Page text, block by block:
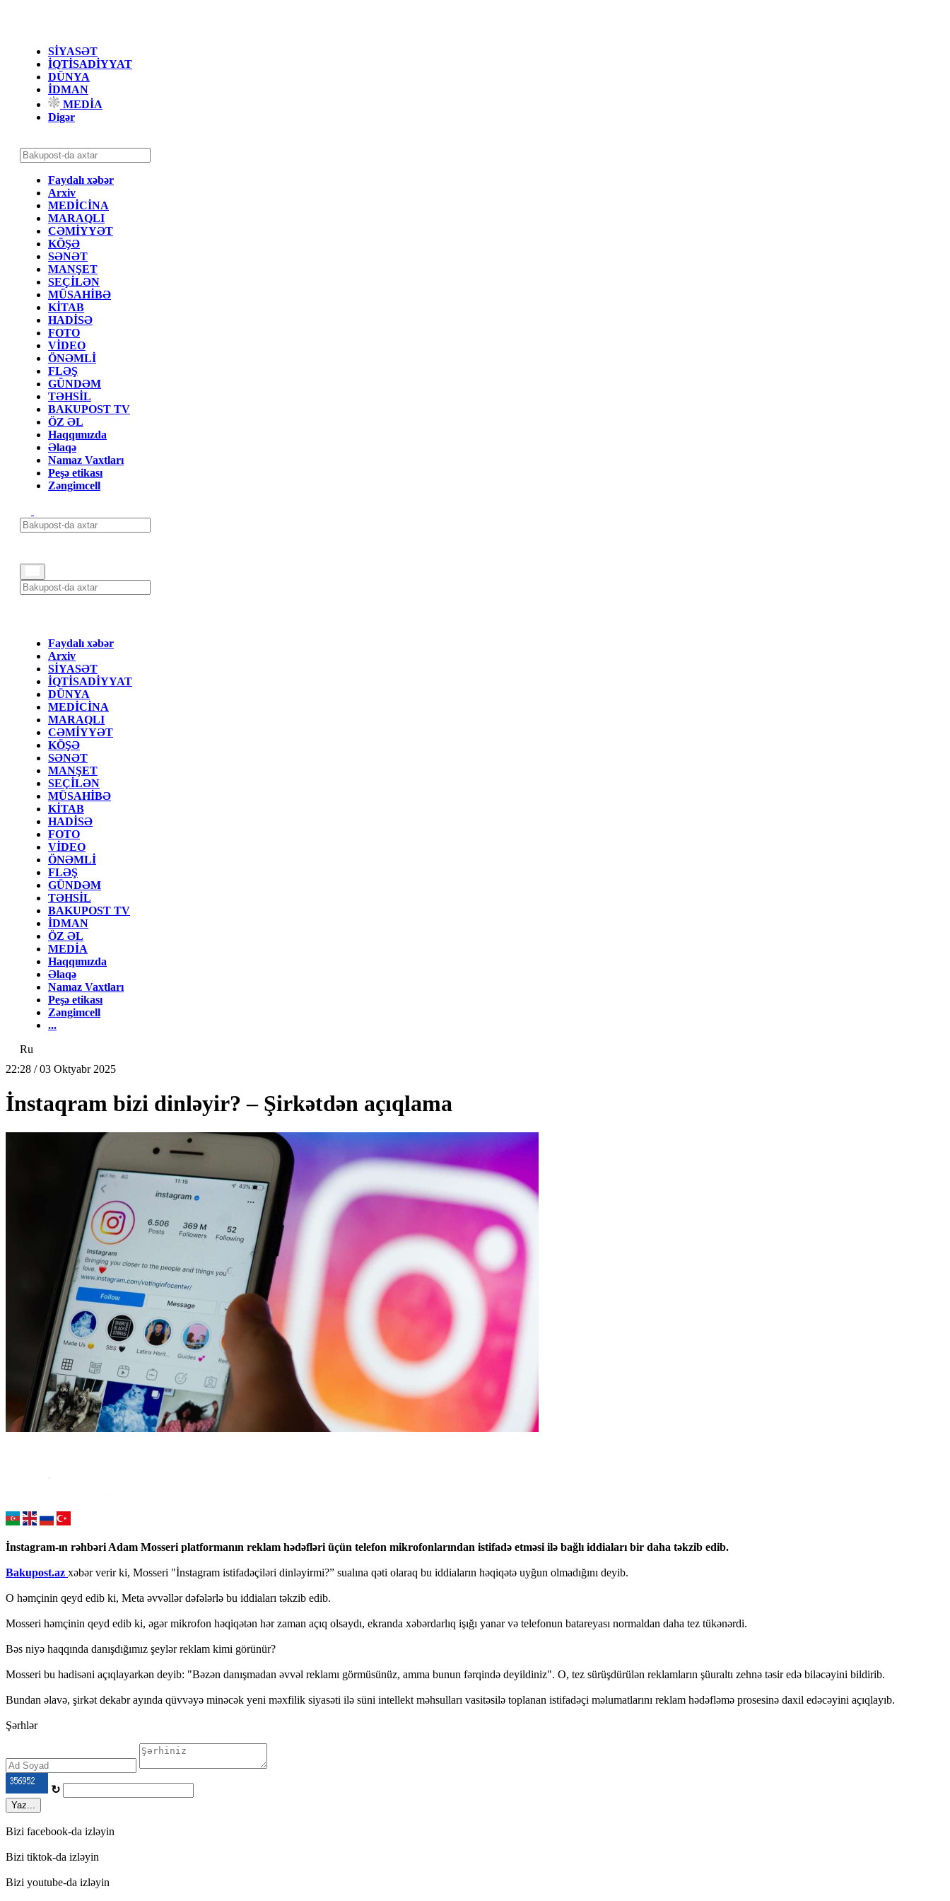
SİYASƏT
İQTİSADİYYAT
DÜNYA
İDMAN
MEDİA
Digər
Faydalı xəbər
Arxiv
MEDİCİNA
MARAQLI
CƏMİYYƏT
KÖŞƏ
SƏNƏT
MANŞET
SEÇİLƏN
MÜSAHİBƏ
KİTAB
HADİSƏ
FOTO
VİDEO
ÖNƏMLİ
FLƏŞ
GÜNDƏM
TƏHSİL
BAKUPOST TV
ÖZ ƏL
Haqqımızda
Əlaqə
Namaz Vaxtları
Peşə etikası
Zəngimcell
Faydalı xəbər
Arxiv
SİYASƏT
İQTİSADİYYAT
DÜNYA
MEDİCİNA
MARAQLI
CƏMİYYƏT
KÖŞƏ
SƏNƏT
MANŞET
SEÇİLƏN
MÜSAHİBƏ
KİTAB
HADİSƏ
FOTO
VİDEO
ÖNƏMLİ
FLƏŞ
GÜNDƏM
TƏHSİL
BAKUPOST TV
İDMAN
ÖZ ƏL
MEDİA
Haqqımızda
Əlaqə
Namaz Vaxtları
Peşə etikası
Zəngimcell
...
Ru
22:28 / 03 Oktyabr 2025
İnstaqram bizi dinləyir? – Şirkətdən açıqlama
İnstagram-ın rəhbəri Adam Mosseri platformanın reklam hədəfləri üçün telefon mikrofonlarından istifadə etməsi ilə bağlı iddiaları bir daha təkzib edib.
Bakupost.az xəbər verir ki, Mosseri "İnstagram istifadəçiləri dinləyirmi?” sualına qəti olaraq bu iddiaların həqiqətə uyğun olmadığını deyib.
O həmçinin qeyd edib ki, Meta əvvəllər dəfələrlə bu iddiaları təkzib edib.
Mosseri həmçinin qeyd edib ki, əgər mikrofon həqiqətən hər zaman açıq olsaydı, ekranda xəbərdarlıq işığı yanar və telefonun batareyası normaldan daha tez tükənərdi.
Bəs niyə haqqında danışdığımız şeylər reklam kimi görünür?
Mosseri bu hadisəni açıqlayarkən deyib: "Bəzən danışmadan əvvəl reklamı görmüsünüz, amma bunun fərqində deyildiniz". O, tez sürüşdürülən reklamların şüuraltı zehnə təsir edə biləcəyini bildirib.
Bundan əlavə, şirkət dekabr ayında qüvvəyə minəcək yeni məxfilik siyasəti ilə süni intellekt məhsulları vasitəsilə toplanan istifadəçi məlumatlarını reklam hədəfləmə prosesinə daxil edəcəyini açıqlayıb.
Şərhlər
↻
Yaz...
Bizi facebook-da izləyin
Bizi tiktok-da izləyin
Bizi youtube-da izləyin